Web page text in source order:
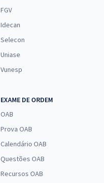
FGV
Idecan
Selecon
Uniase
Vunesp
EXAME DE ORDEM
OAB
Prova OAB
Calendário OAB
Questões OAB
Recursos OAB